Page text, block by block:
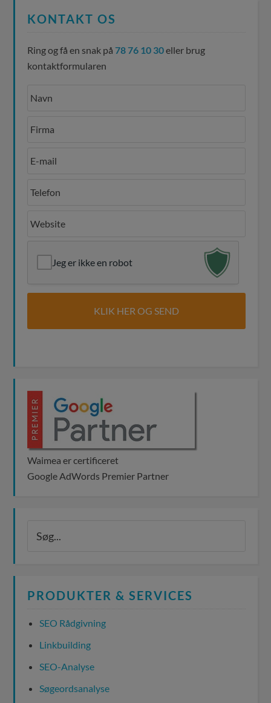
KONTAKT OS
Ring og få en snak på78 76 10 30eller brug
kontaktformularen
Jeg er ikke en robot
Waimea er certificeret
Google AdWords Premier Partner
PRODUKTER & SERVICES
SEO Rådgivning
Linkbuilding
SEO-Analyse
Søgeordsanalyse